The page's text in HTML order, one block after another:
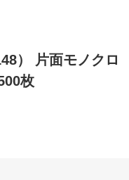
） 片面モノクロ
枚